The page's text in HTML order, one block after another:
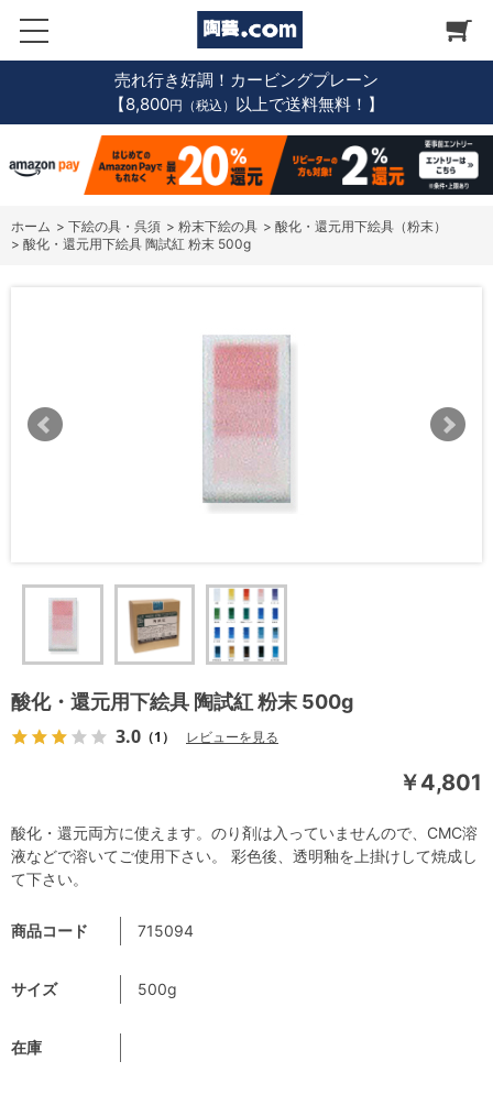
売れ行き好調！カービングプレーン
【8,800円（税込） 以上で送料無料！】
ホーム > 下絵の具・呉須 > 粉末下絵の具 > 酸化・還元用下絵具（粉末）
> 酸化・還元用下絵具 陶試紅 粉末 500g
酸化・還元用下絵具 陶試紅 粉末 500g
3.0 （1） レビューを見る
￥4,801
商品コード 715094
サイズ 500g
在庫
酸化・還元両方に使えます。のり剤は入っていませんので、CMC溶
液などで溶いてご使用下さい。 彩色後、透明釉を上掛けして焼成し
て下さい。